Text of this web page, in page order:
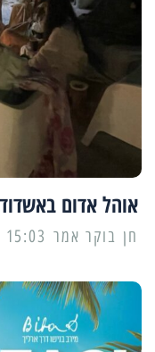
אוהל אדום
15:03 | 30/03/2025